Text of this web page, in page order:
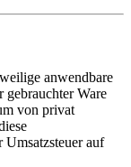
anwendbare
gebrauchter Ware
von privat
Umsatzsteuer auf